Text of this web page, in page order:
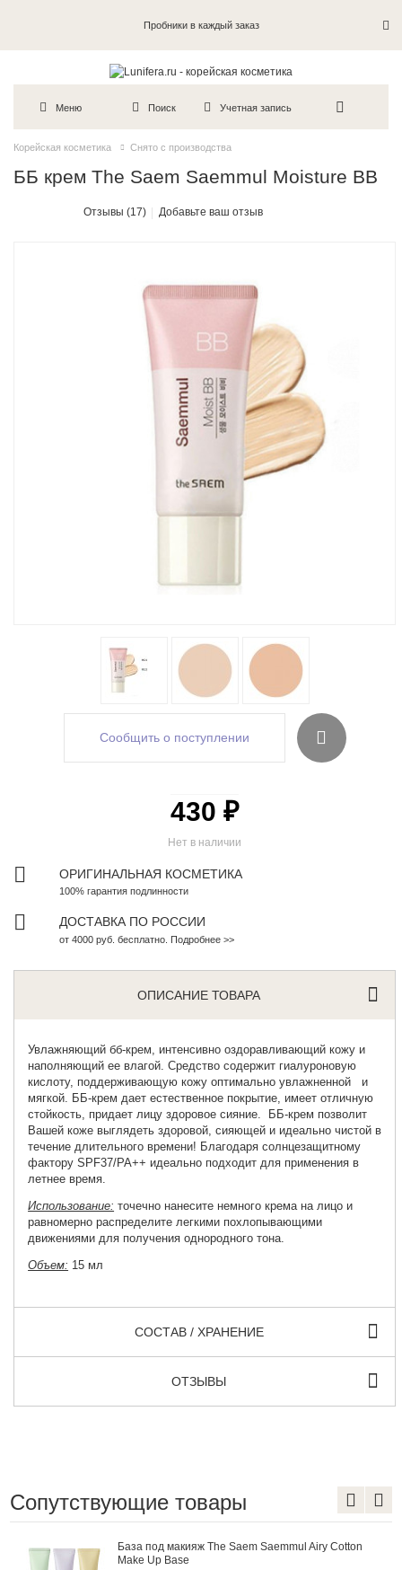
Пробники в каждый заказ
Меню Поиск Учетная запись
Корейская косметика Снято с производства
ББ крем The Saem Saemmul Moisture BB
Отзывы (17) Добавьте ваш отзыв
Сообщить о поступлении
Нет в наличии
430 ₽
ОРИГИНАЛЬНАЯ КОСМЕТИКА
100% гарантия подлинности
ДОСТАВКА ПО РОССИИ
от 4000 руб. бесплатно. Подробнее >>
ОПИСАНИЕ ТОВАРА
Увлажняющий бб-крем , интенсивно оздоравливающий кожу и
наполняющий ее влагой. Средство содержит гиалуроновую
кислоту, поддерживающую кожу оптимально увлажненной и
мягкой. ББ-крем дает естественное покрытие, имеет отличную
стойкость, придает лицу здоровое сияние. ББ-крем позволит
Вашей коже выглядеть здоровой, сияющей и идеально чистой в
течение длительного времени! Благодаря солнцезащитному
фактору SPF37/PA++ идеально подходит для применения в
летнее время.
Использование: точечно нанесите немного крема на лицо и
равномерно распределите легкими похлопывающими
движениями для получения однородного тона.
Объем: 15 мл
СОСТАВ / ХРАНЕНИЕ
ОТЗЫВЫ
Сопутствующие товары
Saemmul Airy Cotton
ББ крем Missha M Perfect